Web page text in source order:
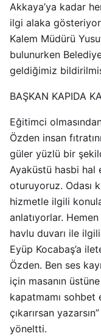
Akkaya’ya kadar
ilgi alaka
Kalem Müdürü
bulunurken
geldiğimiz
BAŞKAN KAPIDA
Eğitimci
Özden insan
güler yüzlü bir
Ayaküstü hasbi hal
oturuyoruz. Odası
hizmetle ilgili
anlatıyorlar.
havlu duvarı ile
Eyüp Kocabaş’a
Özden. Ben ses
için masanın
kapatmamı
çıkarırsan
yöneltti.